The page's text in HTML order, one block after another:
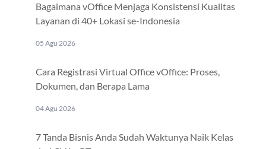
Bagaimana vOffice Menjaga Konsistensi Kualitas
Layanan di 40+ Lokasi se-Indonesia
05 Agu 2026
Cara Registrasi Virtual Office vOffice: Proses,
Dokumen, dan Berapa Lama
04 Agu 2026
7 Tanda Bisnis Anda Sudah Waktunya Naik Kelas